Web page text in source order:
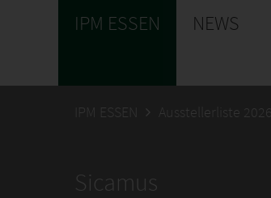
IPM ESSEN NEWS
IPM ESSEN Ausstellerliste 2026
Sicamus